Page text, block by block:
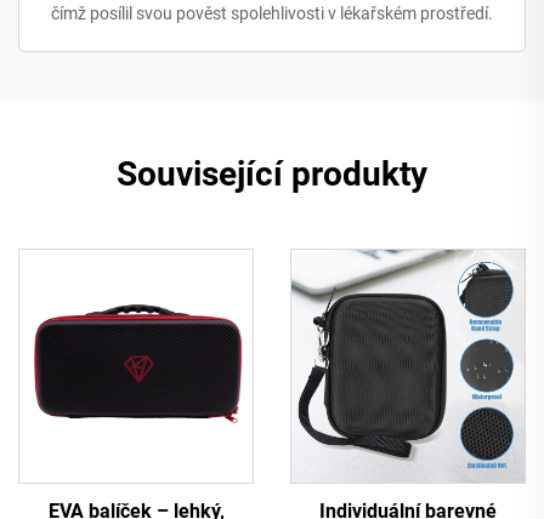
čímž posílil svou pověst spolehlivosti v lékařském prostředí.
Související produkty
EVA balíček – lehký,
Individuální barevné